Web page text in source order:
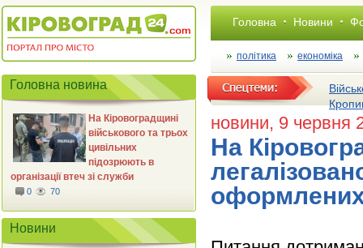
Головна Новини
політика економіка
новини, 9 червня
На
оформлених
Головна новина
На Кіровоградщині
військового та трьох
цивільних
підозрюють в
організації втеч зі служби
0 70
Новини